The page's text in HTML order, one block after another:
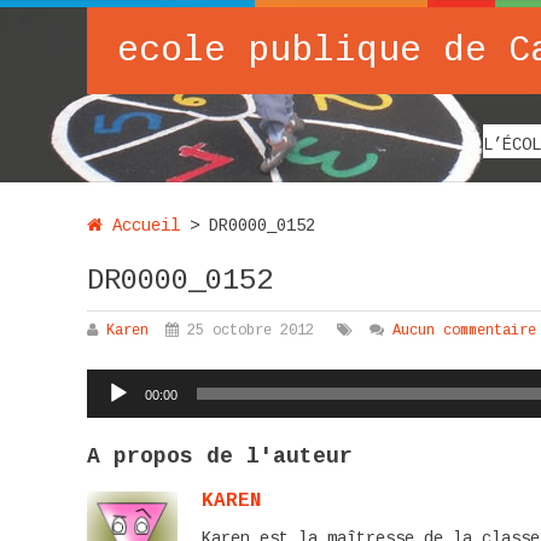
ecole publique de
Accueil > DR0000_0152
DR0000_0152
Karen 25 octobre 2012 Aucun commentaire
Lecteur
00:00
A propos de l'auteur
KAREN